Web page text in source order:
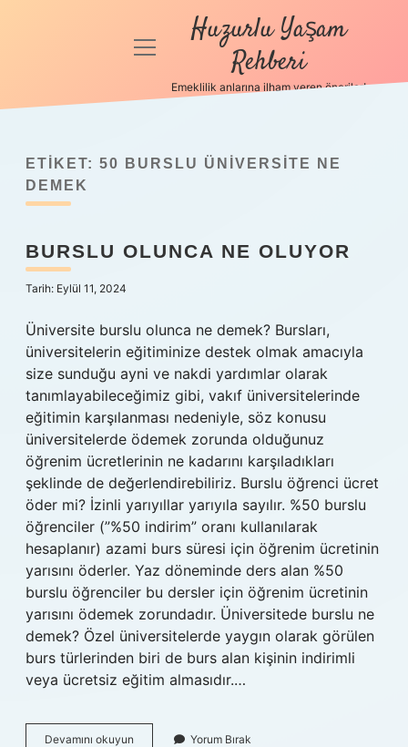
Anasayfa
Politikası
Yasal Uyarı
Hakkımızda
menüyü
Huzurlu Yaşam
Rehberi
Emeklilik anlarına ilham veren öneriler!
ETIKET: 50 BURSLU ÜNIVERSITE NE
DEMEK
BURSLU OLUNCA NE OLUYOR
Tarih: Eylül 11, 2024
Üniversite burslu olunca ne demek? Bursları,
üniversitelerin eğitiminize destek olmak amacıyla
size sunduğu ayni ve nakdi yardımlar olarak
tanımlayabileceğimiz gibi, vakıf üniversitelerinde
eğitimin karşılanması nedeniyle, söz konusu
üniversitelerde ödemek zorunda olduğunuz
öğrenim ücretlerinin ne kadarını karşıladıkları
şeklinde de değerlendirebiliriz. Burslu öğrenci ücret
öder mi? İzinli yarıyıllar yarıyıla sayılır. %50 burslu
öğrenciler (”%50 indirim” oranı kullanılarak
hesaplanır) azami burs süresi için öğrenim ücretinin
yarısını öderler. Yaz döneminde ders alan %50
burslu öğrenciler bu dersler için öğrenim ücretinin
yarısını ödemek zorundadır. Üniversitede burslu ne
demek? Özel üniversitelerde yaygın olarak görülen
burs türlerinden biri de burs alan kişinin indirimli
veya ücretsiz eğitim almasıdır.…
Devamını okuyun Yorum Bırak